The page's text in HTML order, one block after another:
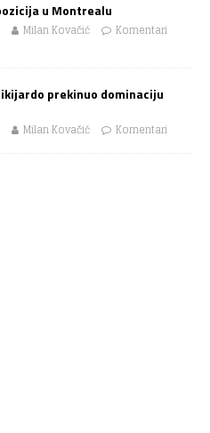
u Montrealu
Milan Kovačić
Komentari
prekinuo dominaciju
Milan Kovačić
Komentari